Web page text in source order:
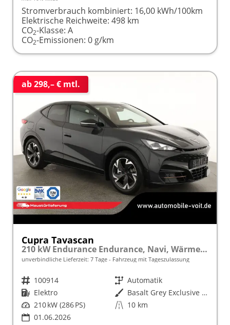
Stromverbrauch kombiniert: 16,00 kWh/100km
Elektrische Reichweite: 498 km
CO2-Klasse: A
CO2-Emissionen: 0 g/km
ab 298,– € mtl.
Cupra Tavascan
210 kW Endurance Endurance, Navi, Wärmepumpe, Kamera, el. Klappe, 19-Zoll, 3 J.-Garantie
unverbindliche Lieferzeit: 7 Tage Fahrzeug mit Tageszulassung
Fahrzeugnr. 100914 Getriebe Automatik
Kraftstoff Elektro Außenfarbe
Basalt Grey Exclusive Metallic
Leistung 210 kW (286 PS) Kilometerstand 10 km
01.06.2026